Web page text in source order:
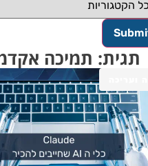
תגית: תמיכה